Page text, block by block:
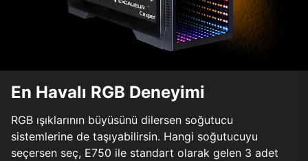
En Havalı RGB Deneyimi
RGB ışıklarının büyüsünü dilersen soğutucu
sistemlerine de taşıyabilirsin. Hangi soğutucuyu
seçersen seç, E750 ile standart olarak gelen 3 adet